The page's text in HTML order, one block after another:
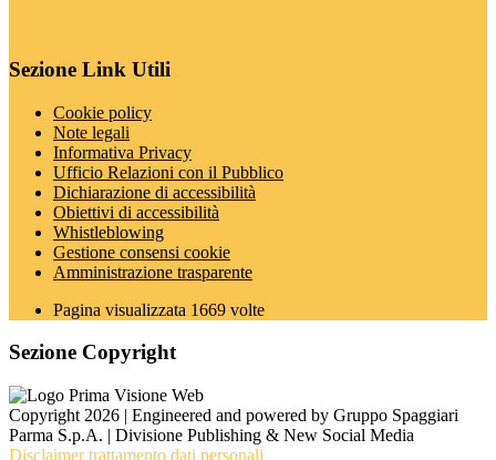
Sezione Link Utili
Cookie policy
Note legali
Informativa Privacy
Ufficio Relazioni con il Pubblico
Dichiarazione di accessibilità
Obiettivi di accessibilità
Whistleblowing
Gestione consensi cookie
Amministrazione trasparente
Pagina visualizzata 1669 volte
Sezione Copyright
Copyright 2026 | Engineered and powered by Gruppo Spaggiari
Parma S.p.A. | Divisione Publishing & New Social Media
Disclaimer trattamento dati personali